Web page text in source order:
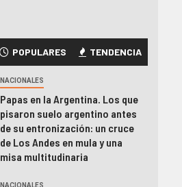
POPULARES TENDENCIA
NACIONALES
Papas en la Argentina. Los que
pisaron suelo argentino antes
de su entronización: un cruce
de Los Andes en mula y una
misa multitudinaria
NACIONALES